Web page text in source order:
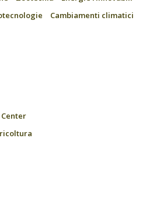
Cambiamenti climatici